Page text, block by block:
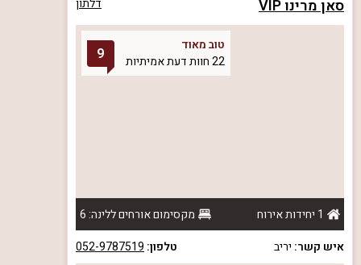
סאן מרינו VIP דלתון
טוב מאוד
22 חוות דעת אמיתיות
9
1 יחידות אירוח
מקסימום אורחים ללינה: 6
איש קשר: יריב טלפון: 052-9787519